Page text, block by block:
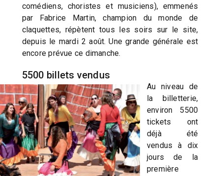
comédiens, choristes et musiciens), emmenés
par Fabrice Martin, champion du monde de
claquettes, répètent tous les soirs sur le site,
depuis le mardi 2 août. Une grande générale est
encore prévue ce dimanche.
5500 billets vendus
Au niveau de
la billetterie,
environ 5500
tickets ont
déjà été
vendus à dix
jours de la
première